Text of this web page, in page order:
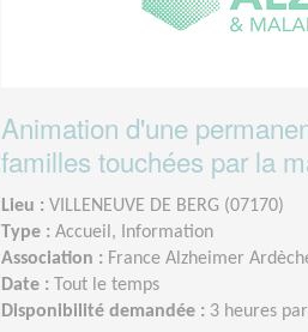
Animation d'une
familles touchées par la
Lieu : VILLENEUVE DE BERG (07170)
Type : Accueil, Information
Association : France Alzheimer
Date :
Tout le temps
Disponibilité demandée : 3 heures